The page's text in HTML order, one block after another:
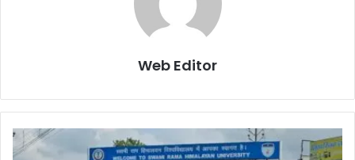
Web Editor